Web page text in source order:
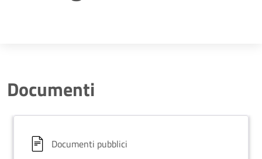
Documenti
Documenti pubblici